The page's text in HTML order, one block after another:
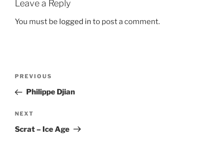
Leave a Reply
You must be logged in to post a comment.
Previous
Post
PREVIOUS
Philippe Djian
Next
Post
NEXT
Scrat – Ice Age